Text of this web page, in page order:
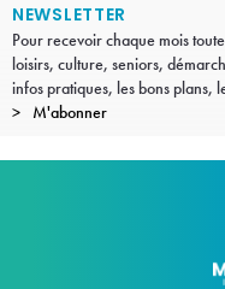
NEWSLETTER
Pour recevoir chaque mois
loisirs, culture, seniors,
infos pratiques, les bons plans,
M'abonner